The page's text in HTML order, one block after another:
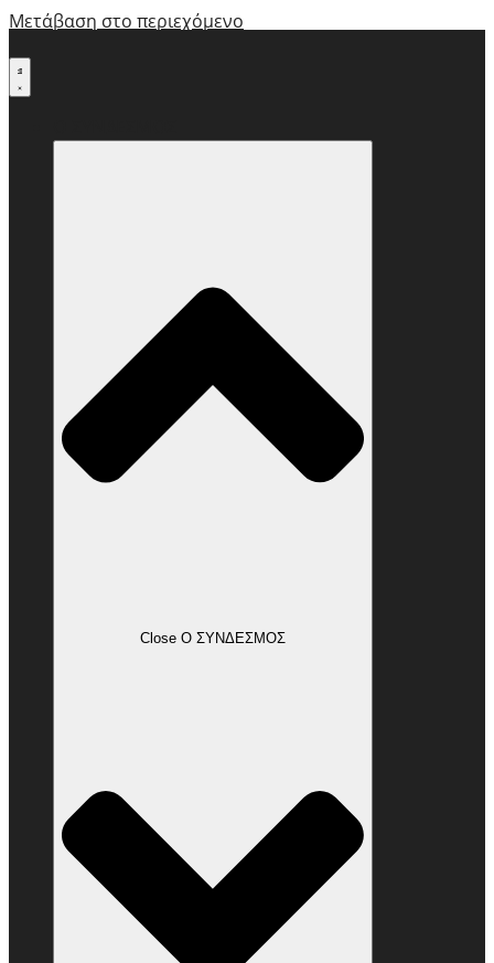
Μετάβαση στο περιεχόμενο
Close Ο ΣΥΝΔΕΣΜΟΣ